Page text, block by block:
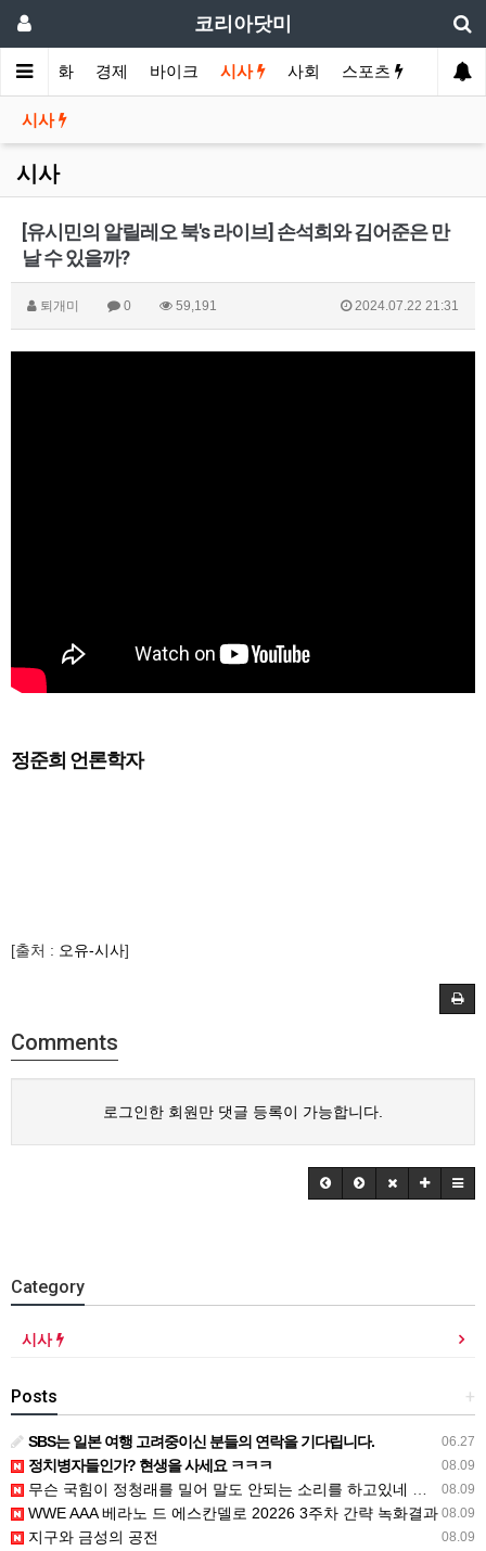
코리아닷미
인 영화 경제 바이크 시사 사회 스포츠 여행
시사
시사
[유시민의 알릴레오 북's 라이브] 손석희와 김어준은 만
날 수 있을까?
퇴개미 0 59,191 2024.07.22 21:31
정준희 언론학자
[출처 : 오유-시사]
Comments
로그인한 회원만 댓글 등록이 가능합니다.
Category
시사
+
Posts
06.27
SBS는 일본 여행 고려중이신 분들의 연락을 기다립니다.
08.09
정치병자들인가? 현생을 사세요 ㅋㅋㅋ
08.09
무슨 국힘이 정청래를 밀어 말도 안되는 소리를 하고있네 공작을 하려면 좀
08.09
WWE AAA 베라노 드 에스칸델로 20226 3주차 간략 녹화결과
08.09
지구와 금성의 공전